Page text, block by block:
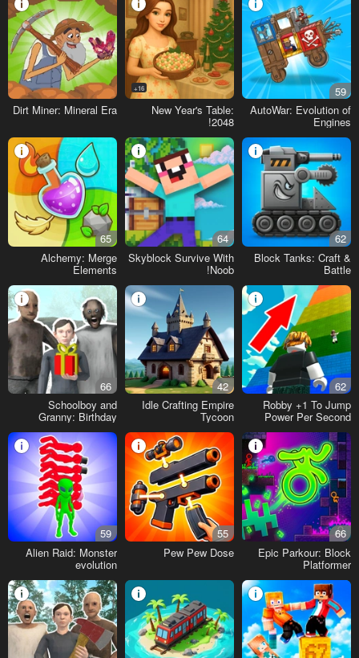
59
AutoWar: Evolution of
Engines
16+
New Year's Table:
2048!
Dirt Miner: Mineral Era
62
Block Tanks: Craft &
Battle
64
Skyblock Survive With
Noob!
65
Alchemy: Merge
Elements
62
Robby +1 To Jump
Power Per Second
42
Idle Crafting Empire
Tycoon
66
Schoolboy and
Granny: Birthday
66
Epic Parkour: Block
Platformer
55
Pew Pew Dose
59
Alien Raid: Monster
evolution